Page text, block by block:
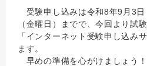
受験申し込みは令和8年9月3日
（金曜日）までで、今回より試
「インターネット受験申し込み
ます。
早めの準備を心がけましょう！